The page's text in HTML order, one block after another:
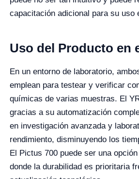
capacitación adicional para su uso
Uso del Producto en
En un entorno de laboratorio,
emplean para testear y verificar
químicas de varias muestras. El
gracias a su automatización
en investigación avanzada y
rendimiento, disminuyendo los
El Pictus 700 puede ser una
donde la durabilidad es prioritaria